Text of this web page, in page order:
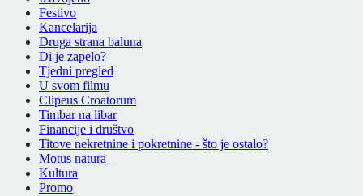
Festivo
Kancelarija
Druga strana baluna
Di je zapelo?
Tjedni pregled
U svom filmu
Clipeus Croatorum
Timbar na libar
Financije i društvo
Titove nekretnine i pokretnine - što je ostalo?
Motus natura
Kultura
Promo